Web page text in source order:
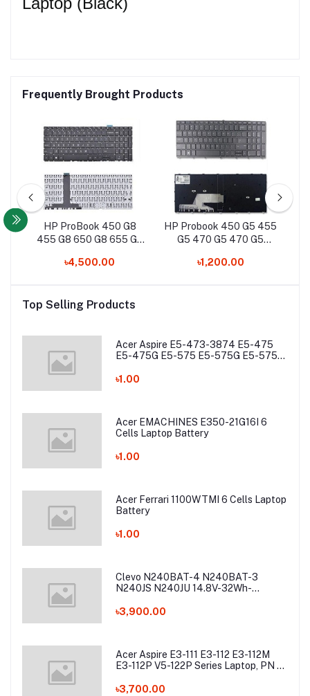
Frequently Brought Products
HP ProBook 450 G8
455 G8 650 G8 655 G8
৳4,500.00
HP Probook 450 G5 455
G5 470 G5 470 G5
৳1,200.00
Top Selling Products
Acer Aspire E5-473-3874 E5-475
E5-475G E5-575 E5-575G E5-575T
Battery
৳1.00
Acer EMACHINES E350-21G16I 6
Cells Laptop Battery
৳1.00
Acer Ferrari 1100WTMI 6 Cells Laptop
Battery
৳1.00
Clevo N240BAT-4 N240BAT-3
N240JS N240JU 14.8V-32Wh-
৳3,900.00
Acer Aspire E3-111 E3-112 E3-112M
E3-112P V5-122P Series Laptop, PN -
৳3,700.00